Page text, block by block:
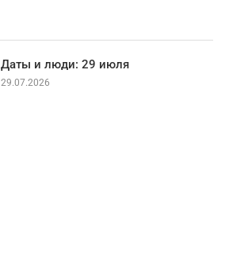
Даты и люди: 29 июля
29.07.2026